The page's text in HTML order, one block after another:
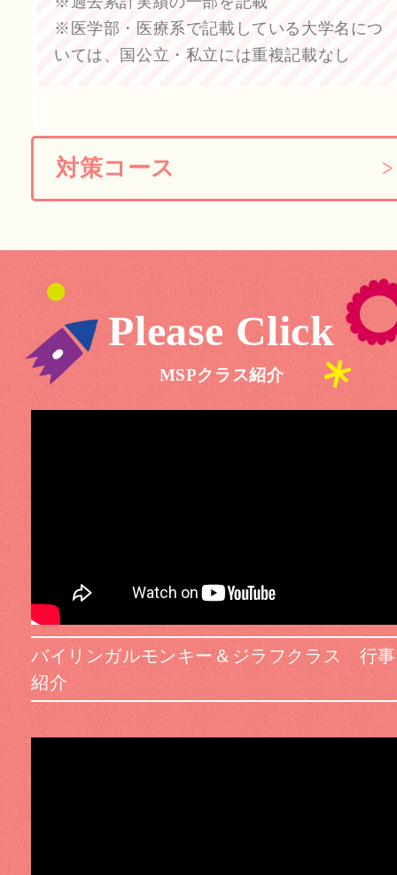
※医学部・医療系で記載している大学名につ
いては、国公立・私立には重複記載なし
対策コース
Please Click
MSPクラス紹介
バイリンガルモンキー＆ジラフクラス 行事
紹介